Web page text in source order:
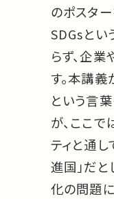
のポスタ
SDGsと
らず、企
す。本講義
という言
が、ここ
ティと通
進国」だ
化の問題